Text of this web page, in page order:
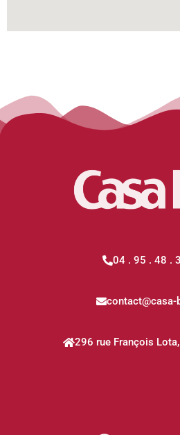
04 . 95 . 48 .
contact@casa-
296 rue François